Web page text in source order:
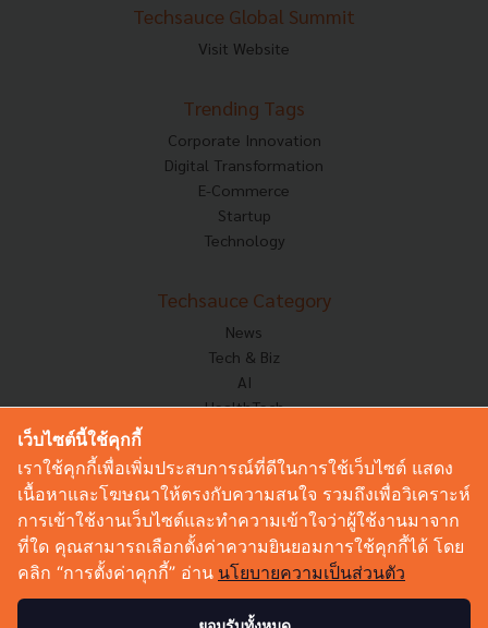
Techsauce Global Summit
Visit Website
Trending Tags
Corporate Innovation
Digital Transformation
E-Commerce
Startup
Technology
Techsauce Category
News
Tech & Biz
AI
HealthTech
Corp Innov
Saucy Thoughts
Based On
Sustainable
Videos
Podcast
เว็บไซต์นี้ใช้คุกกี้
เราใช้คุกกี้เพื่อเพิ่มประสบการณ์ที่ดีในการใช้เว็บไซต์ แสดง
เนื้อหาและโฆษณาให้ตรงกับความสนใจ รวมถึงเพื่อวิเคราะห์
การเข้าใช้งานเว็บไซต์และทำความเข้าใจว่าผู้ใช้งานมาจาก
ที่ใด คุณสามารถเลือกตั้งค่าความยินยอมการใช้คุกกี้ได้ โดย
คลิก “การตั้งค่าคุกกี้” อ่าน นโยบายความเป็นส่วนตัว